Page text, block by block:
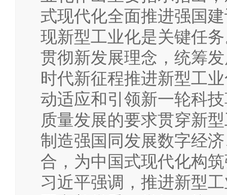
式现代化全面推进强国
现新型工业化是关键任
贯彻新发展理念，统筹
时代新征程推进新型工
动适应和引领新一轮科
质量发展的要求贯穿新
制造强国同发展数字经
合，为中国式现代化构
习近平强调，推进新型